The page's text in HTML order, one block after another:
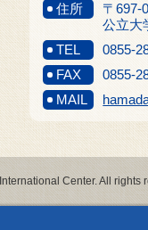
住所
〒697-
公立大
TEL
0855-
FAX
0855-
MAIL
Center. All rights